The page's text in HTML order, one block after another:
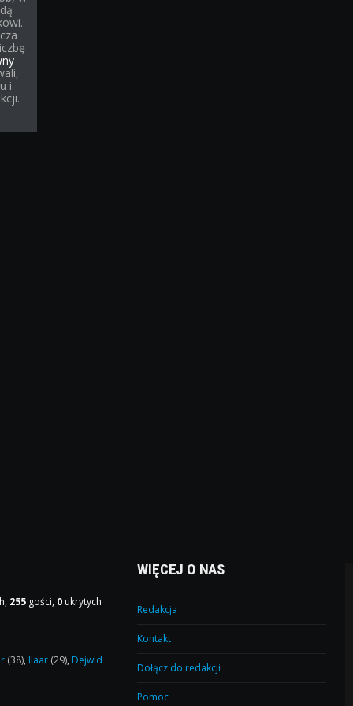
i
255 gości, 0 ukrytych
(38), Ilaar (29), Dejwid
WIĘCEJ O NAS
Redakcja
Kontakt
Dołącz do redakcji
Pomoc